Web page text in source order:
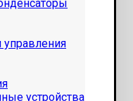
управления
устройства